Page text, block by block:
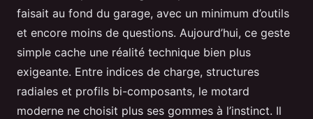
faisait au fond du garage, avec un minimum d’outils
et encore moins de questions. Aujourd’hui, ce geste
simple cache une réalité technique bien plus
exigeante. Entre indices de charge, structures
radiales et profils bi-composants, le motard
moderne ne choisit plus ses gommes à l’instinct. Il